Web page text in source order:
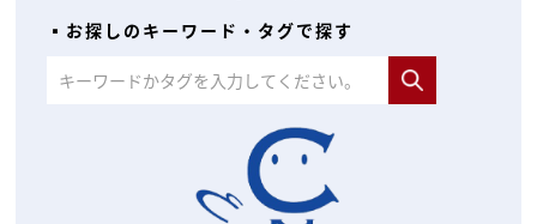
▪︎お探しのキーワード・タグで探す